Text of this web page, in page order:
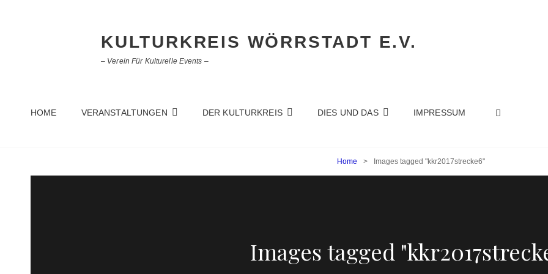
KULTURKREIS WÖRRSTADT E.V.
– Verein Für Kulturelle Events –
HOME VERANSTALTUNGEN DER KULTURKREIS DIES UND DAS IMPRESSUM
Home > Images tagged "kkr2017strecke6"
Images tagged